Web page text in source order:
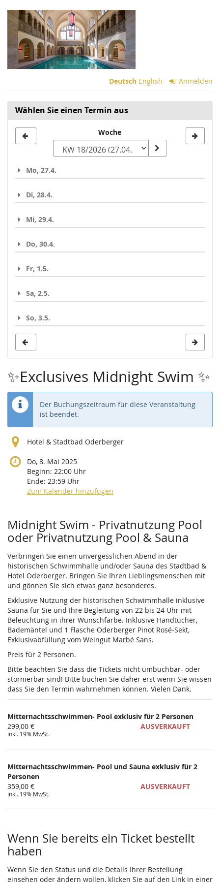
Zum
Haupt-
Inhalt
springen
Deutsch English Anmelden
Wählen Sie einen Termin aus
zur
auswählen
Woche
Mo, 27.4.
Di, 28.4.
Mi, 29.4.
Do, 30.4.
Fr, 1.5.
Sa, 2.5.
So, 3.5.
✨Exclusives Midnight Swim ✨
Der Buchungszeitraum für diese Veranstaltung
ist beendet.
Hotel & Stadtbad Oderberger
Do, 8. Mai 2025
Beginn: 22:00 Uhr
Ende: 23:59 Uhr
Zum Kalender hinzufügen
Produkte
Midnight Swim - Privatnutzung Pool
oder Privatnutzung Pool & Sauna
Verbringen Sie einen unvergesslichen Abend in der
historischen Schwimmhalle und/oder Sauna des Stadtbad &
Hotel Oderberger. Bringen Sie Ihren Lieblingsmenschen mit
und gönnen Sie sich etwas ganz besonderes.
Exklusive Nutzung der historischen Schwimmhalle inklusive
Sauna für Sie und Ihre Begleitung von 22 bis 24 Uhr mit
Beleuchtung in ihrer Wunschfarbe. Inklusive Handtücher,
Bademäntel und 1 Flasche Oderberger Pinot Rosé-Sekt,
Exklusivabfüllung vom Weingut Marbé Sans.
Preis für 2 Personen.
Bitte beachten Sie dass die Tickets nicht umbuchbar- oder
stornierbar sind! Bitte buchen Sie daher erst wenn Sie wissen
dass Sie den Termin wahrnehmen können. Vielen Dank.
Mitternachtsschwimmen- Pool exklusiv für 2 Personen
299,00 €
inkl. 19% MwSt.
AUSVERKAUFT
Mitternachtsschwimmen- Pool und Sauna exklusiv für 2
Personen
359,00 €
inkl. 19% MwSt.
AUSVERKAUFT
Wenn Sie bereits ein Ticket bestellt
haben
Wenn Sie den Status und die Details Ihrer Bestellung
einsehen oder ändern wollen, klicken Sie auf den Link in einer